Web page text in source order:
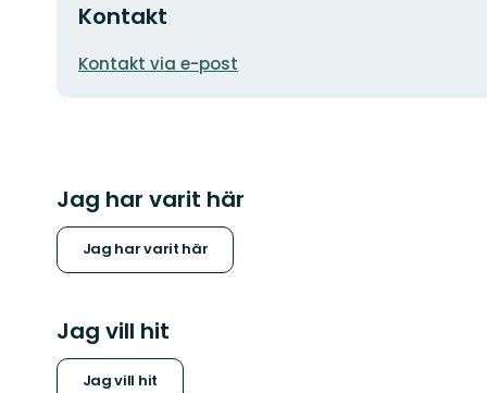
Kontakt
E-
Kontakt via e-post
Jag har varit här
Jag har varit här
Jag vill hit
Jag vill hit